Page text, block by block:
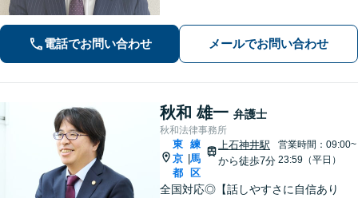
張対応も可能です。【土日・夜間相談
電話でお問い合わせ メールでお問い合わせ
秋和 雄一 弁護士
秋和法律事務所
東
京
都
|
練
馬
区
上石神井駅
から徒歩7分
営業時間：09:00~
23:59（平日）
全国対応◎【話しやすさに自信あり